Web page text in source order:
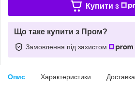
Купити з
Що таке купити з Пром?
Замовлення під захистом
Опис Характеристики Доставка